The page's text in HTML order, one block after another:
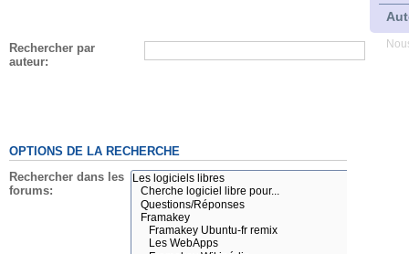
Rechercher par
auteur:
OPTIONS DE LA RECHERCHE
Rechercher dans les
forums: